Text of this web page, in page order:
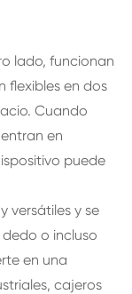
lado, funcionan
flexibles en dos
Cuando
en
puede
versátiles y se
o incluso
en una
cajeros